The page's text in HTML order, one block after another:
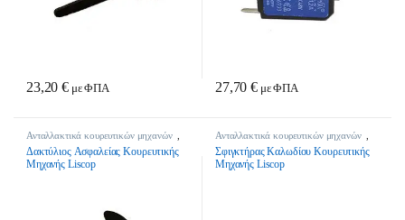
23,20€ με ΦΠΑ 27,70€ με ΦΠΑ
Ανταλλακτικά κουρευτικών μηχανών
Κτηνοτροφικά
Δακτύλιος Aσφαλείας Κουρευτικής
Μηχανής Liscop
Ανταλλακτικά κουρευτικών μηχανών
Κτηνοτροφικά
Σφιγκτήρας Καλωδίου Κουρευτικής
Μηχανής Liscop